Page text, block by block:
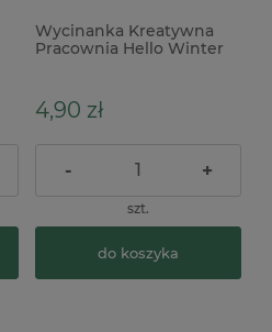
Wycinanka Kreatywna
Pracownia Hello Winter
4,90 zł
- +
szt.
do koszyka